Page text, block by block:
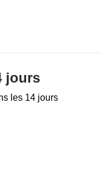
jours
les 14 jours